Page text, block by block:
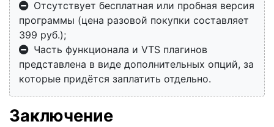
Отсутствует бесплатная или пробная версия
программы (цена разовой покупки составляет
399 руб.);
Часть функционала и VTS плагинов
представлена в виде дополнительных опций, за
которые придётся заплатить отдельно.
Заключение